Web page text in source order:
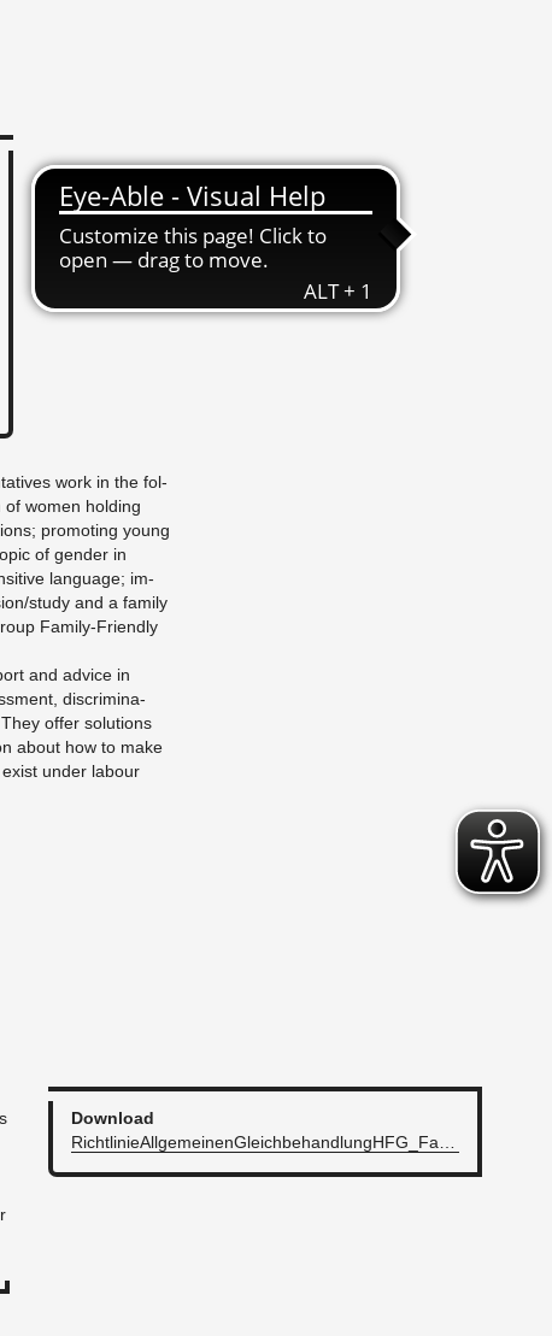
work in the fol­
women hold­ing
pro­mot­ing young
of gen­der in
lan­guage; im­
study and a fam­ily
Fam­ily-Friendly
and ad­vice in
dis­crim­i­na­
offer so­lu­tions
about how to make
under labour
Down­load